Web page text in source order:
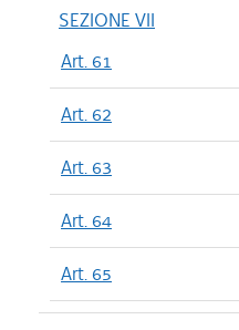
SEZIONE VII
Art. 61
Art. 62
Art. 63
Art. 64
Art. 65